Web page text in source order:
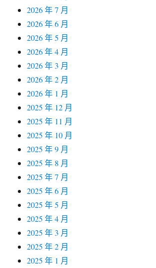
2026 年 7 月
2026 年 6 月
2026 年 5 月
2026 年 4 月
2026 年 3 月
2026 年 2 月
2026 年 1 月
2025 年 12 月
2025 年 11 月
2025 年 10 月
2025 年 9 月
2025 年 8 月
2025 年 7 月
2025 年 6 月
2025 年 5 月
2025 年 4 月
2025 年 3 月
2025 年 2 月
2025 年 1 月